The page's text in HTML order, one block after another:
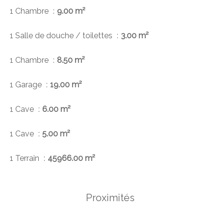
1 Chambre 9.00 m²
1 Salle de douche / toilettes 3.00 m²
1 Chambre 8.50 m²
1 Garage 19.00 m²
1 Cave 6.00 m²
1 Cave 5.00 m²
1 Terrain 45966.00 m²
Proximités